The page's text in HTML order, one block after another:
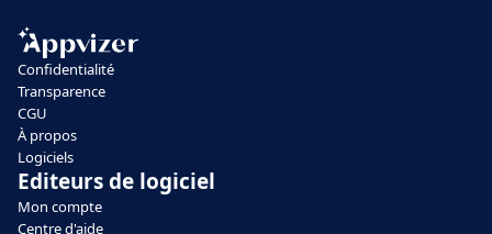
Confidentialité
Transparence
CGU
À propos
Logiciels
Editeurs de logiciel
Mon compte
Centre d'aide